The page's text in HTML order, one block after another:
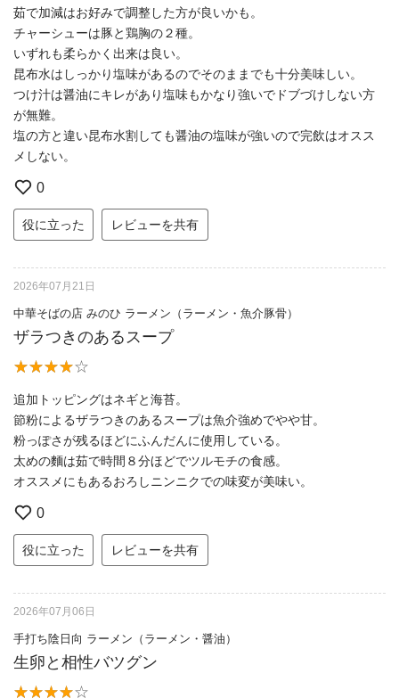
茹で加減はお好みで調整した方が良いかも。
チャーシューは豚と鶏胸の２種。
いずれも柔らかく出来は良い。
昆布水はしっかり塩味があるのでそのままでも十分美味しい。
つけ汁は醤油にキレがあり塩味もかなり強いでドブづけしない方
が無難。
塩の方と違い昆布水割しても醤油の塩味が強いので完飲はオスス
メしない。
0
役に立った レビューを共有
2026年07月21日
中華そばの店 みのひ ラーメン（ラーメン・魚介豚骨）
ザラつきのあるスープ
追加トッピングはネギと海苔。
節粉によるザラつきのあるスープは魚介強めでやや甘。
粉っぽさが残るほどにふんだんに使用している。
太めの麵は茹で時間８分ほどでツルモチの食感。
オススメにもあるおろしニンニクでの味変が美味い。
0
役に立った レビューを共有
2026年07月06日
手打ち陰日向 ラーメン（ラーメン・醤油）
生卵と相性バツグン